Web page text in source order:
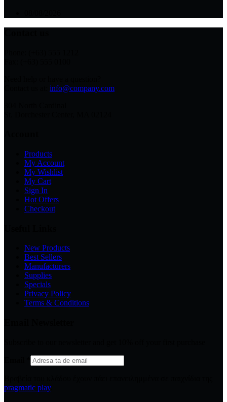
info@company.com
Products
My Account
My Wishlist
My Cart
Sign In
Hot Offers
Checkout
New Products
Best Sellers
Manufacturers
Supplies
Specials
Privacy Policy
Terms & Conditions
pragmatic play.